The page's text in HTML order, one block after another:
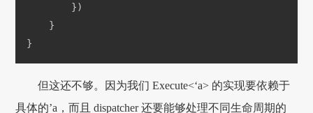
        })
    }
}
但这还不够。因为我们 Execute<‘a> 的实现要依赖于
具体的’a，而且 dispatcher 还要能够处理不同生命周期的